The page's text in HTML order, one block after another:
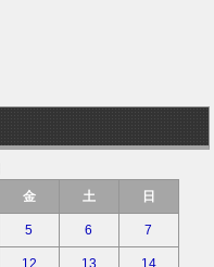
金 土 日
5 6 7